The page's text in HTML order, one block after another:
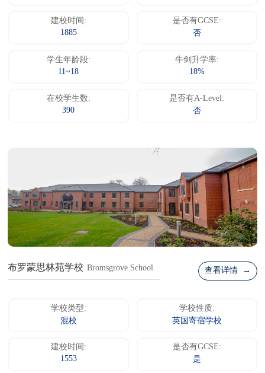
建校时间:
1885
是否有GCSE:
否
学生年龄段:
11~18
牛剑升学率:
18%
在校学生数:
390
是否有A-Level:
否
布罗蒙思林苑学校 Bromsgrove School 查看详情 →
学校类型:
混校
学校性质:
英国寄宿学校
建校时间:
1553
是否有GCSE:
是